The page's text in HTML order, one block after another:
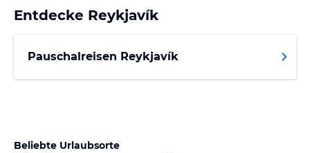
Entdecke Reykjavík
Pauschalreisen Reykjavík
Beliebte Urlaubsorte